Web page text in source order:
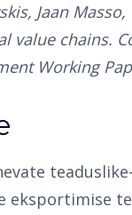
Jaan
value chains.
Working
eksportimise